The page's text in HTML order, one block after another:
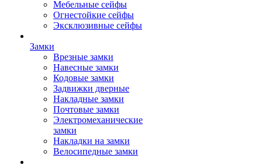
Мебельные сейфы
Огнестойкие сейфы
Эксклюзивные сейфы
Замки
Врезные замки
Навесные замки
Кодовые замки
Задвижки дверные
Накладные замки
Почтовые замки
Электромеханические
замки
Накладки на замки
Велосипедные замки